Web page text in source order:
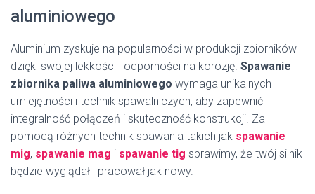
aluminiowego
Aluminium zyskuje na popularności w produkcji zbiorników
dzięki swojej lekkości i odporności na korozję. Spawanie
zbiornika paliwa aluminiowego wymaga unikalnych
umiejętności i technik spawalniczych, aby zapewnić
integralność połączeń i skuteczność konstrukcji. Za
pomocą różnych technik spawania takich jak spawanie
mig, spawanie mag i spawanie tig sprawimy, że twój silnik
będzie wyglądał i pracował jak nowy.